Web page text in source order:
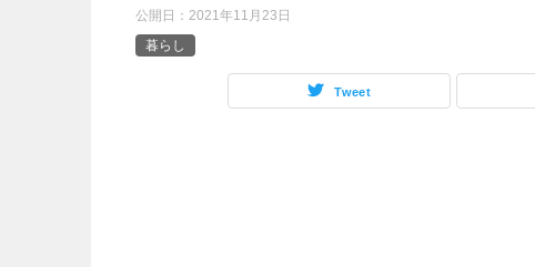
公開日： 2021年11月23日
暮らし
Tweet